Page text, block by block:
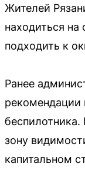
Жителей
находиться на
подходить к
Ранее
рекомендации
зону
капитальном